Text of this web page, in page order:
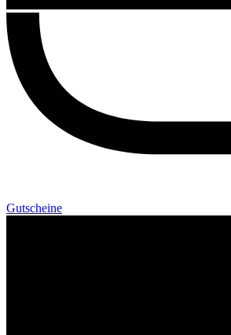
Gutscheine